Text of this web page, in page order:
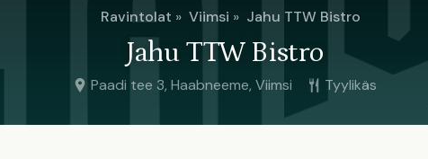
Ravintolat Viimsi Jahu TTW Bistro
Jahu TTW Bistro
Paadi tee 3, Haabneeme, Viimsi Tyylikäs